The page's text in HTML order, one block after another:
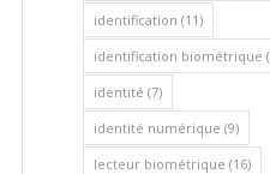
identification (11)
identification biométrique
identité (7)
identité numérique (9)
lecteur biométrique (16)